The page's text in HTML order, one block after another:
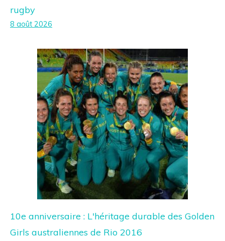
rugby
8 août 2026
10e anniversaire : L'héritage durable des Golden
Girls australiennes de Rio 2016